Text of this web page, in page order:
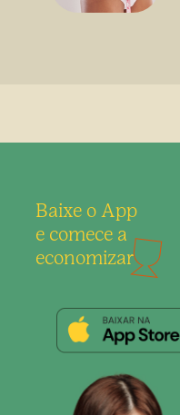
Baixe o App
e comece a
economizar